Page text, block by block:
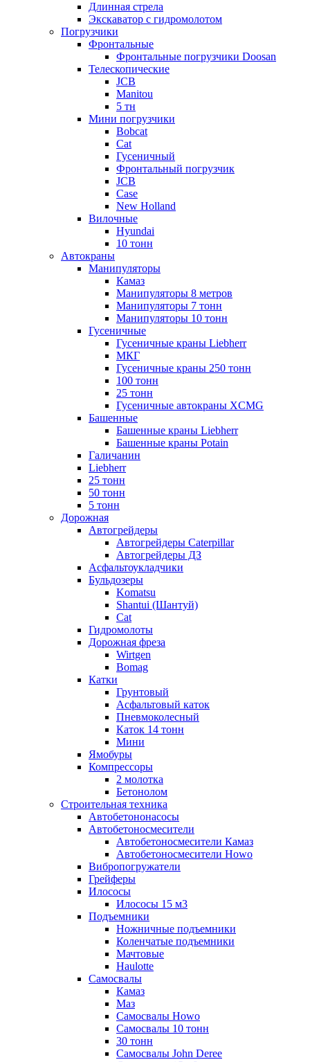
Длинная стрела
Экскаватор с гидромолотом
Погрузчики
Фронтальные
Фронтальные погрузчики Doosan
Телескопические
JCB
Manitou
5 тн
Мини погрузчики
Bobcat
Cat
Гусеничный
Фронтальный погрузчик
JCB
Case
New Holland
Вилочные
Hyundai
10 тонн
Автокраны
Манипуляторы
Камаз
Манипуляторы 8 метров
Манипуляторы 7 тонн
Манипуляторы 10 тонн
Гусеничные
Гусеничные краны Liebherr
МКГ
Гусеничные краны 250 тонн
100 тонн
25 тонн
Гусеничные автокраны XCMG
Башенные
Башенные краны Liebherr
Башенные краны Potain
Галичанин
Liebherr
25 тонн
50 тонн
5 тонн
Дорожная
Автогрейдеры
Автогрейдеры Caterpillar
Автогрейдеры ДЗ
Асфальтоукладчики
Бульдозеры
Komatsu
Shantui (Шантуй)
Cat
Гидромолоты
Дорожная фреза
Wirtgen
Bomag
Катки
Грунтовый
Асфальтовый каток
Пневмоколесный
Каток 14 тонн
Мини
Ямобуры
Компрессоры
2 молотка
Бетонолом
Строительная техника
Автобетононасосы
Автобетоносмесители
Автобетоносмесители Камаз
Автобетоносмесители Howo
Вибропогружатели
Грейферы
Илососы
Илососы 15 м3
Подъемники
Ножничные подъемники
Коленчатые подъемники
Мачтовые
Haulotte
Самосвалы
Камаз
Маз
Самосвалы Howo
Самосвалы 10 тонн
30 тонн
Самосвалы John Deree